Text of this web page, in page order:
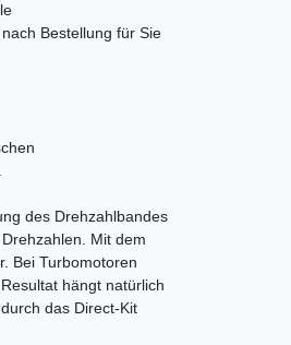
Bestellung für Sie
des Drehzahlbandes
Mit dem
Bei Turbomotoren
hängt natürlich
das Direct-Kit